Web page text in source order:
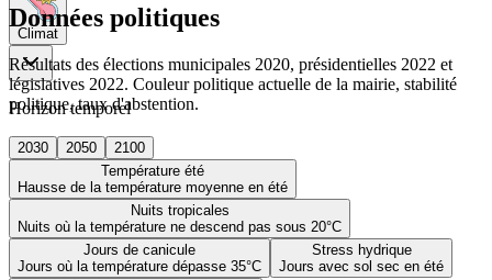
Climat
Horizon temporel
2030 2050
2100
Température été
Hausse de la température moyenne en été
Nuits tropicales
Nuits où la température ne descend pas sous 20°C
Jours de canicule
Jours où la température dépasse 35°C
Stress hydrique
Jours avec sol sec en été
Données politiques
Résultats des élections municipales 2020, présidentielles 2022 et
législatives 2022. Couleur politique actuelle de la mairie, stabilité
politique, taux d'abstention.